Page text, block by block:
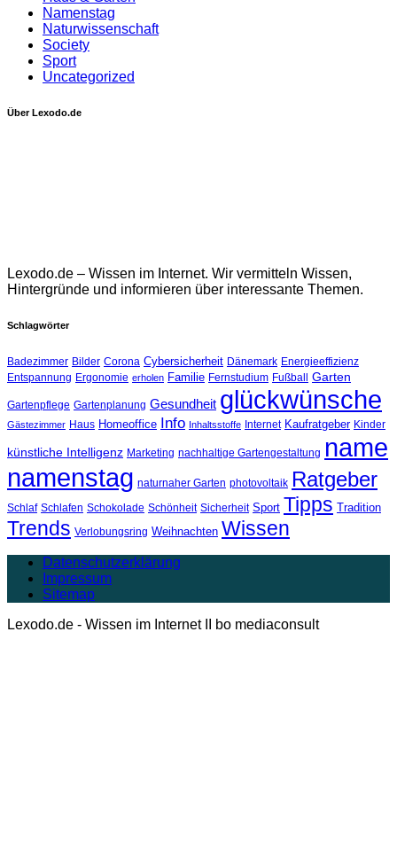
Namenstag
Naturwissenschaft
Society
Sport
Uncategorized
Über Lexodo.de
Lexodo.de – Wissen im Internet. Wir vermitteln Wissen,
Hintergründe und informieren über interessante Themen.
Schlagwörter
Badezimmer Bilder Corona Cybersicherheit Dänemark Energieeffizienz
Entspannung Ergonomie erholen Familie Fernstudium Fußball Garten
Gartenpflege Gartenplanung Gesundheit glückwünsche
Gästezimmer Haus Homeoffice Info Inhaltsstoffe Internet Kaufratgeber Kinder
künstliche Intelligenz Marketing nachhaltige Gartengestaltung name
namenstag naturnaher Garten photovoltaik Ratgeber
Schlaf Schlafen Schokolade Schönheit Sicherheit Sport Tipps Tradition
Trends Verlobungsring Weihnachten Wissen
Datenschutzerklärung
Impressum
Sitemap
Lexodo.de - Wissen im Internet II bo mediaconsult